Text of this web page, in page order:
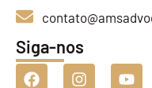
Siga-nos